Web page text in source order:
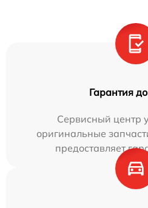
Гарантия
Сервисный центр
оригинальные
предоставляет